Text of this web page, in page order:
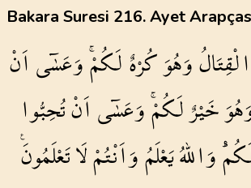
Bakara Suresi 216. Ayet
الْقِتَالُوَهُوَكُرْهٌلَكُمْۚوَعَسٰٓىاَنْ
خَيْرٌلَكُمْۚوَعَسٰٓىاَنْتُحِبُّوا
وَاللّٰهُيَعْلَمُوَاَنْتُمْلَاتَعْلَمُونَ۟